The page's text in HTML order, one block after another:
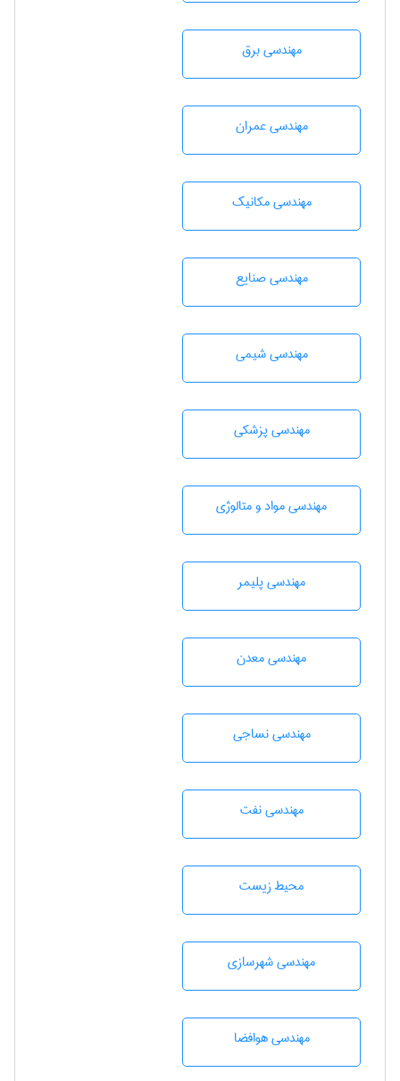
مهندسی برق
مهندسی عمران
مهندسی مکانیک
مهندسی صنايع
مهندسي شيمی
مهندسی پزشکی
مهندسی مواد و متالوژی
مهندسی پليمر
مهندسی معدن
مهندسي نساجی
مهندسی نفت
محيط زيست
مهندسی شهرسازی
مهندسی هوافضا